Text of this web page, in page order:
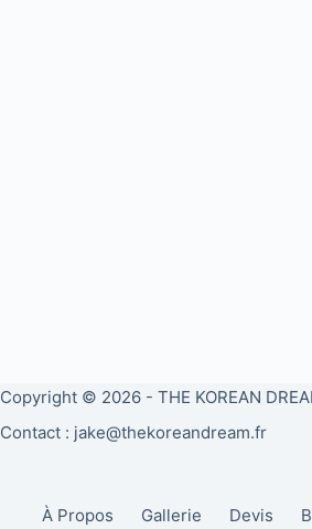
Copyright © 2026 - THE KOREAN
Contact : jake@thekoreandream.fr
À Propos Gallerie Devis